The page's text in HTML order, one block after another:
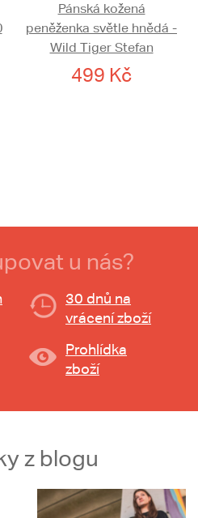
Pánská kožená
peněženka světle hnědá -
Wild Tiger Stefan
499 Kč
u nás?
30 dnů na
vrácení zboží
Prohlídka
zboží
z blogu